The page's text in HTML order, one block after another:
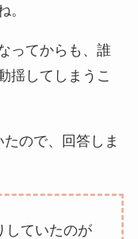
。
ってからも、誰
揺してしまうこ
ので、回答しま
していたのが